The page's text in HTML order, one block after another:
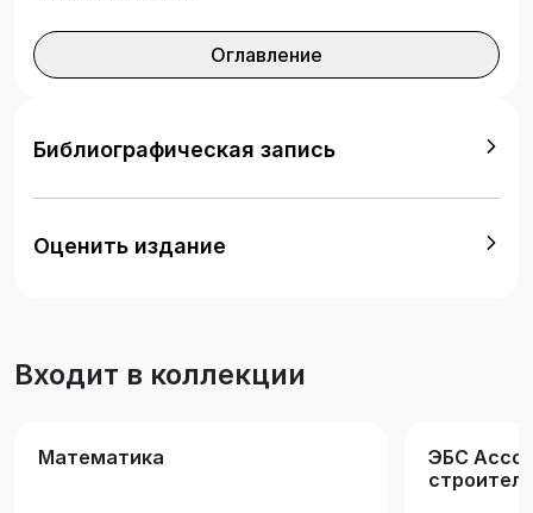
обучающихся по направлению «Прикладная
геодезия» при их подготовке к контрольным
изложены основные понятия и теоремы
математического анализа. Приведены типовые
примеры, которые поясняют использование
теоретических положений, и в дальнейшем
Оглавление
Библиографическая запись
Оценить издание
Входит в коллекции
Математика
ЭБС